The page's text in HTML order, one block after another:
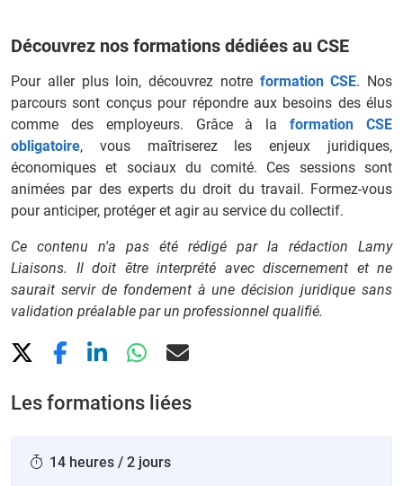
Découvrez nos formations dédiées au CSE
Pour aller plus loin, découvrez notre formation CSE. Nos
parcours sont conçus pour répondre aux besoins des élus
comme des employeurs. Grâce à laformation CSE
obligatoire, vous maîtriserez les enjeux juridiques,
économiques et sociaux du comité. Ces sessions sont
animées par des experts du droit du travail. Formez-vous
pour anticiper, protéger et agir au service du collectif.
Ce contenu n'a pas été rédigé par la rédaction Lamy
Liaisons. Il doit être interprété avec discernement et ne
saurait servir de fondement à une décision juridique sans
validation préalable par un professionnel qualifié.
Les formations liées
14 heures / 2 jours